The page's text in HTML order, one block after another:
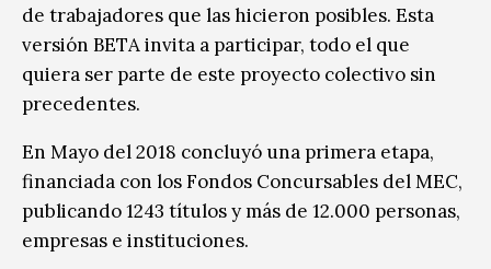
de trabajadores que las hicieron posibles. Esta
versión BETA invita a participar, todo el que
quiera ser parte de este proyecto colectivo sin
precedentes.
En Mayo del 2018 concluyó una primera etapa,
financiada con los Fondos Concursables del MEC,
publicando 1243 títulos y más de 12.000 personas,
empresas e instituciones.